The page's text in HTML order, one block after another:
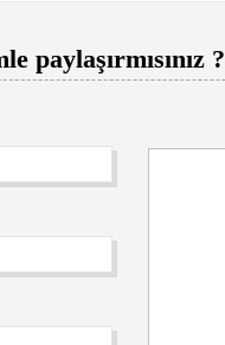
paylaşırmısınız ?